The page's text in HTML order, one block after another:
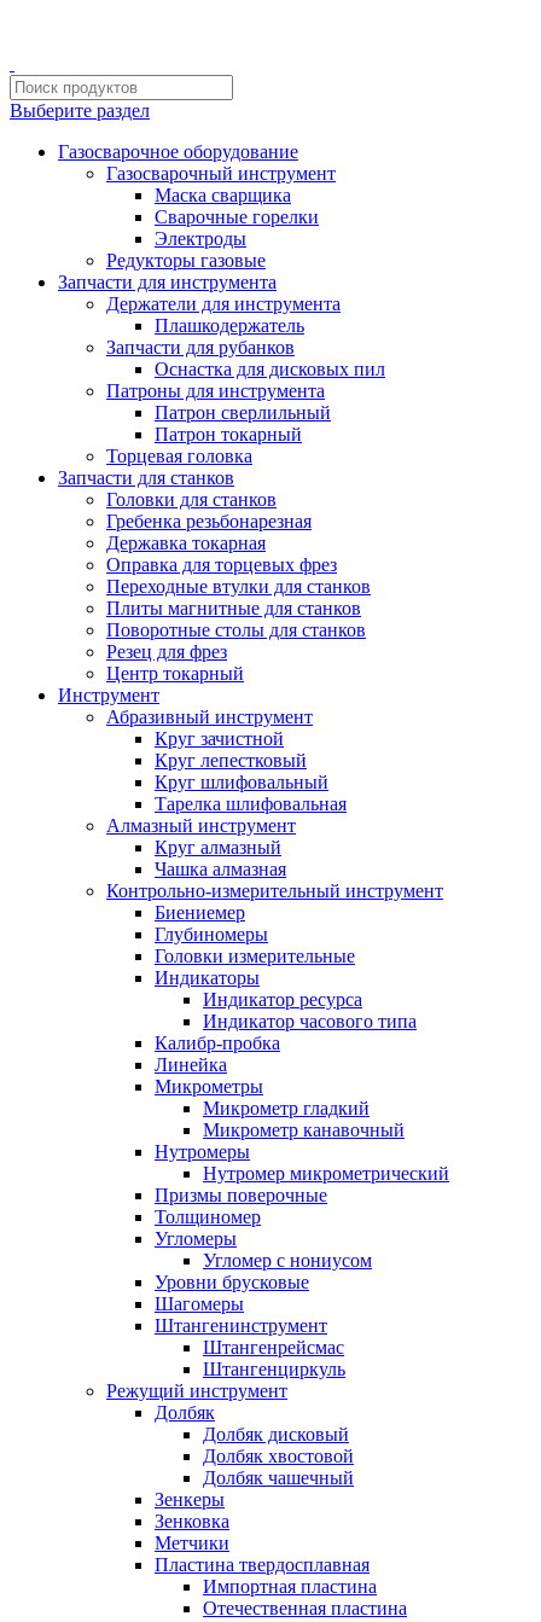
Выберите раздел
Газосварочное оборудование
Газосварочный инструмент
Маска сварщика
Сварочные горелки
Электроды
Редукторы газовые
Запчасти для инструмента
Держатели для инструмента
Плашкодержатель
Запчасти для рубанков
Оснастка для дисковых пил
Патроны для инструмента
Патрон сверлильный
Патрон токарный
Торцевая головка
Запчасти для станков
Головки для станков
Гребенка резьбонарезная
Державка токарная
Оправка для торцевых фрез
Переходные втулки для станков
Плиты магнитные для станков
Поворотные столы для станков
Резец для фрез
Центр токарный
Инструмент
Абразивный инструмент
Круг зачистной
Круг лепестковый
Круг шлифовальный
Тарелка шлифовальная
Алмазный инструмент
Круг алмазный
Чашка алмазная
Контрольно-измерительный инструмент
Биениемер
Глубиномеры
Головки измерительные
Индикаторы
Индикатор ресурса
Индикатор часового типа
Калибр-пробка
Линейка
Микрометры
Микрометр гладкий
Микрометр канавочный
Нутромеры
Нутромер микрометрический
Призмы поверочные
Толщиномер
Угломеры
Угломер с нониусом
Уровни брусковые
Шагомеры
Штангенинструмент
Штангенрейсмас
Штангенциркуль
Режущий инструмент
Долбяк
Долбяк дисковый
Долбяк хвостовой
Долбяк чашечный
Зенкеры
Зенковка
Метчики
Пластина твердосплавная
Импортная пластина
Отечественная пластина